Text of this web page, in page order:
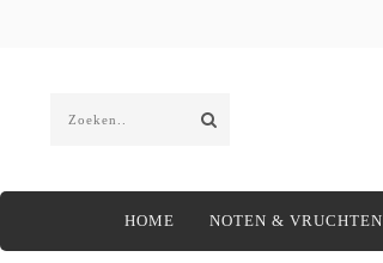
HOME NOTEN & VRUCHTEN